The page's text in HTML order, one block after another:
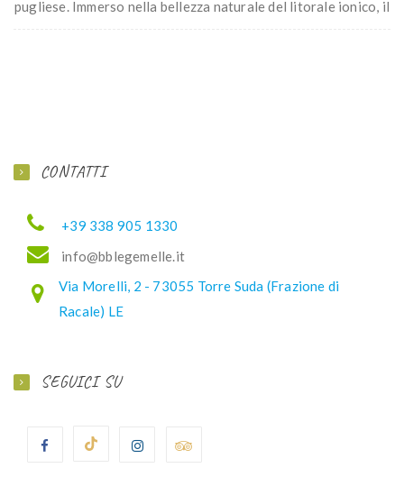
pugliese. Immerso nella bellezza naturale del litorale ionico, il
CONTATTI
+39 338 905 1330
ti.el
lemeg
elbb@
ofni
Via Morelli, 2 - 73055 Torre Suda (Frazione di
Racale) LE
SEGUICI SU